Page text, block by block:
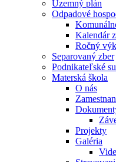
Územný plán
Odpadové
Kalendár
Ročný
Separovaný zber
Podnikateľské
Materská škola
O nás
Projekty
Galéria